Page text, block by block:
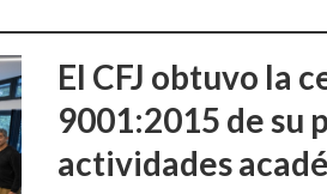
El CFJ obtuvo la
9001:2015 de su
actividades